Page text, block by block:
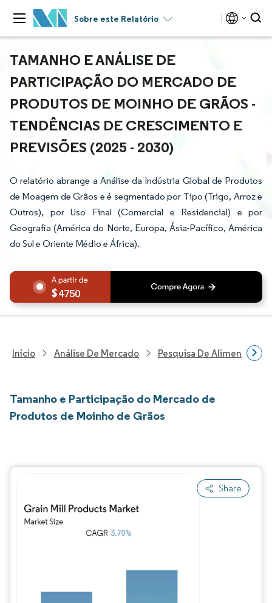
Sobre este Relatório
TAMANHO E ANÁLISE DE
PARTICIPAÇÃO DO MERCADO DE
PRODUTOS DE MOINHO DE GRÃOS -
TENDÊNCIAS DE CRESCIMENTO E
PREVISÕES (2025 - 2030)
O relatório abrange a Análise da Indústria Global de Produtos
de Moagem de Grãos e é segmentado por Tipo (Trigo, Arroz e
Outros), por Uso Final (Comercial e Residencial) e por
Geografia (América do Norte, Europa, Ásia-Pacífico, América
do Sul e Oriente Médio e África).
4750
Início Análise De Mercado Pesquisa De Alimentos E
Tamanho e Participação do Mercado de
Produtos de Moinho de Grãos
Share